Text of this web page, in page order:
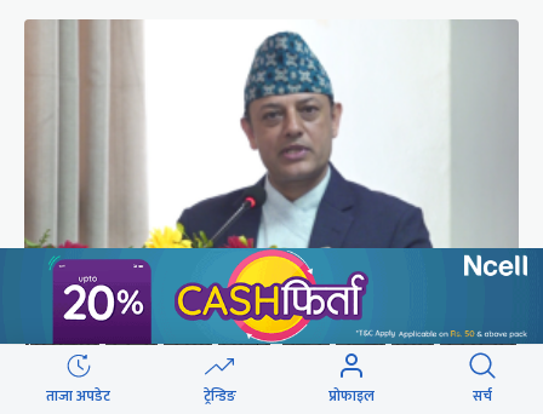
‘संसद्‍मा कालो चस्मा खोल्नू, बैठक चल्दा सेयर कारोबार
नगर्नू’
ताजा अपडेट ट्रेन्डिङ प्रोफाइल सर्च